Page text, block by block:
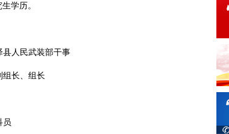
学历。
人民武装部干事
长、组长
员